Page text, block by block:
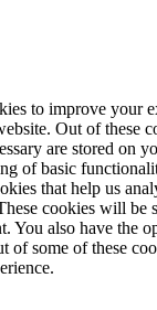
to improve your
Out of these
are stored on
of basic
that help us
cookies will be
You also have the
of some of these